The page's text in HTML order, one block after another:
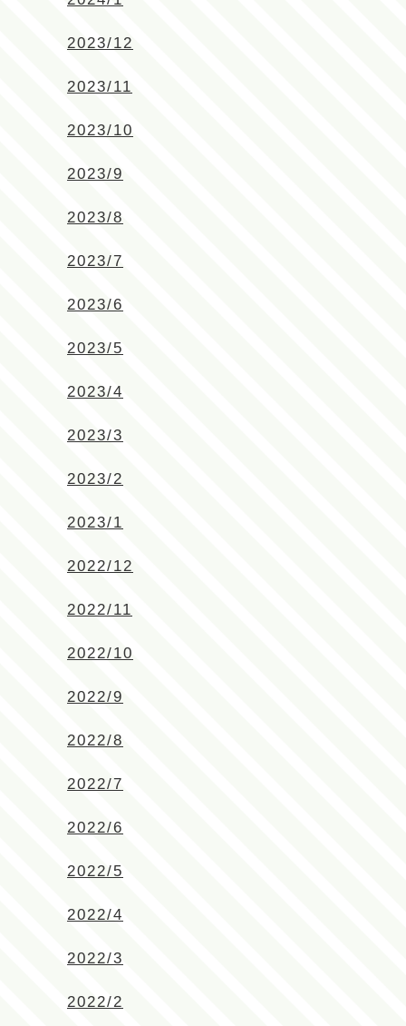
2023/12
2023/11
2023/10
2023/9
2023/8
2023/7
2023/6
2023/5
2023/4
2023/3
2023/2
2023/1
2022/12
2022/11
2022/10
2022/9
2022/8
2022/7
2022/6
2022/5
2022/4
2022/3
2022/2